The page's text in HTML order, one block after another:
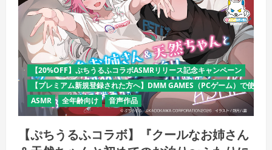
【20%OFF】ぷちうるふコラボASMRリリース記念キャンペーン
【プレミアム新規登録された方へ】DMM GAMES（PCゲーム）で使え
ASMR
全年齢向け 音声作品
【ぷちうるふコラボ】『クールなお姉さん